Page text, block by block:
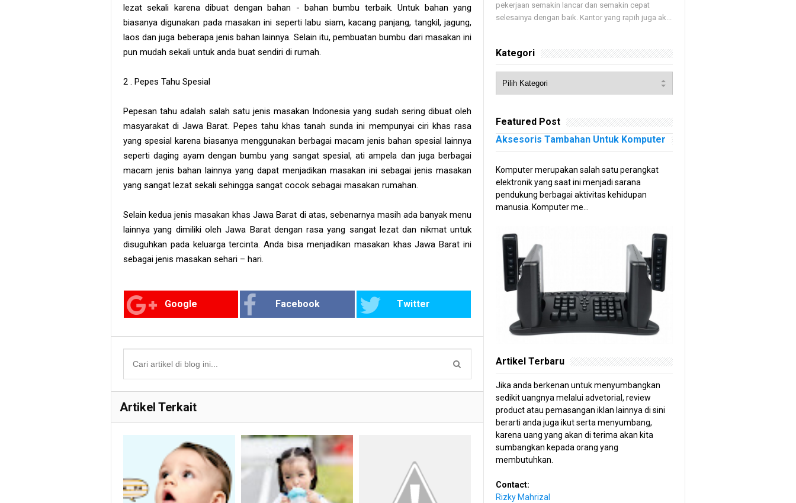
lezat sekali karena dibuat dengan bahan - bahan bumbu terbaik. Untuk bahan yang
biasanya digunakan pada masakan ini seperti labu siam, kacang panjang, tangkil, jagung,
laos dan juga beberapa jenis bahan lainnya. Selain itu, pembuatan bumbu dari masakan ini
pun mudah sekali untuk anda buat sendiri di rumah.
2 . Pepes Tahu Spesial
Pepesan tahu adalah salah satu jenis masakan Indonesia yang sudah sering dibuat oleh
masyarakat di Jawa Barat. Pepes tahu khas tanah sunda ini mempunyai ciri khas rasa
yang spesial karena biasanya menggunakan berbagai macam jenis bahan spesial lainnya
seperti daging ayam dengan bumbu yang sangat spesial, ati ampela dan juga berbagai
macam jenis bahan lainnya yang dapat menjadikan masakan ini sebagai jenis masakan
yang sangat lezat sekali sehingga sangat cocok sebagai masakan rumahan.
Selain kedua jenis masakan khas Jawa Barat di atas, sebenarnya masih ada banyak menu
lainnya yang dimiliki oleh Jawa Barat dengan rasa yang sangat lezat dan nikmat untuk
disuguhkan pada keluarga tercinta. Anda bisa menjadikan masakan khas Jawa Barat ini
sebagai jenis masakan sehari – hari.
Google Facebook Twitter
Artikel Terkait
pekerjaan semakin lancar dan semakin cepat
selesainya dengan baik. Kantor yang rapih juga ak...
Kategori
Featured Post
Aksesoris Tambahan Untuk Komputer
Komputer merupakan salah satu perangkat
elektronik yang saat ini menjadi sarana
pendukung berbagai aktivitas kehidupan
manusia. Komputer me...
Artikel Terbaru
Jika anda berkenan untuk menyumbangkan
sedikit uangnya melalui advetorial, review
product atau pemasangan iklan lainnya di sini
berarti anda juga ikut serta menyumbang,
karena uang yang akan di terima akan kita
sumbangkan kepada orang yang
membutuhkan.
Contact:
Rizky Mahrizal